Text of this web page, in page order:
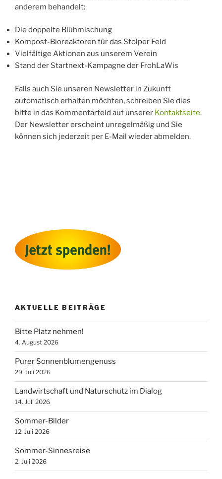
anderem behandelt:
Die doppelte Blühmischung
Kompost-Bioreaktoren für das Stolper Feld
Vielfältige Aktionen aus unserem Verein
Stand der Startnext-Kampagne der FrohLaWis
Falls auch Sie unseren Newsletter in Zukunft
automatisch erhalten möchten, schreiben Sie dies
bitte in das Kommentarfeld auf unserer Kontaktseite.
Der Newsletter erscheint unregelmäßig und Sie
können sich jederzeit per E-Mail wieder abmelden.
AKTUELLE BEITRÄGE
Bitte Platz nehmen!
4. August 2026
Purer Sonnenblumengenuss
29. Juli 2026
Landwirtschaft und Naturschutz im Dialog
14. Juli 2026
Sommer-Bilder
12. Juli 2026
Sommer-Sinnesreise
2. Juli 2026